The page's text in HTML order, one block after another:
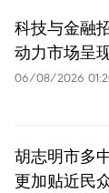
科技与金融
动力市场呈
06/08/2026
胡志明市多
更加贴近民